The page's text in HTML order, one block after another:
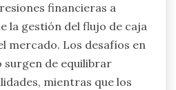
financieras a
la gestión del flujo de caja
mercado. Los desafíos en
surgen de equilibrar
mientras que los